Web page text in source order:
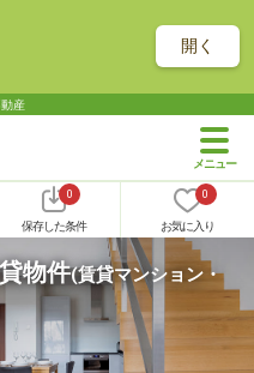
開く
産
0
保存した条件
0
お気に入り
物件(賃貸マンション・